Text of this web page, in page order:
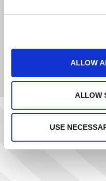
ALLOW
ALLOW
USE
PREVIOUS